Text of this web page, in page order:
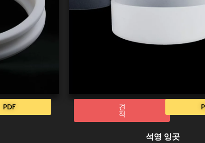
PDF 견
적
석영 잉곳